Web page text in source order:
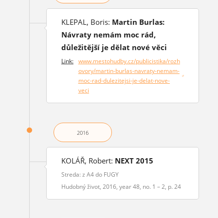
KLEPAL, Boris: Martin Burlas:
Návraty nemám moc rád,
důležitější je dělat nové věci
Link: www.mestohudby.cz/publicistika/rozh
ovory/martin-burlas-navraty-nemam-
moc-rad-dulezitejsi-je-delat-nove-
veci
(opens in a new window)
2016
KOLÁŘ, Robert: NEXT 2015
Streda: z A4 do FUGY
Hudobný život, 2016, year 48, no. 1 – 2, p. 24